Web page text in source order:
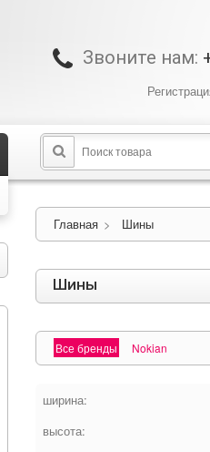
Звоните нам:
Главная > Шины
Шины
Все бренды Nokian
ширина:
высота: